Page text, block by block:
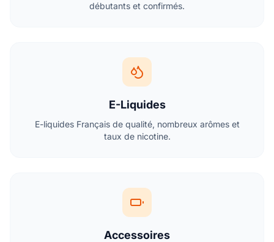
débutants et confirmés.
E-Liquides
E-liquides Français de qualité, nombreux arômes et
taux de nicotine.
Accessoires